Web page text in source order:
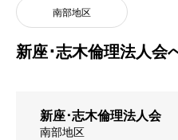
倫理法人会とは
南部地区
新座･志木倫理法人会
新座･志木倫理法人会
南部地区